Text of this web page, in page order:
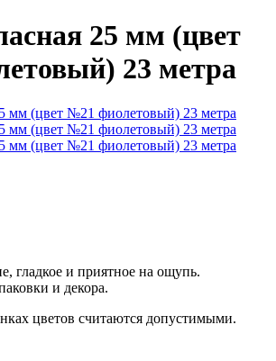
25 мм (цвет
23 метра
гладкое и приятное на ощупь.
и декора.
цветов считаются допустимыми.